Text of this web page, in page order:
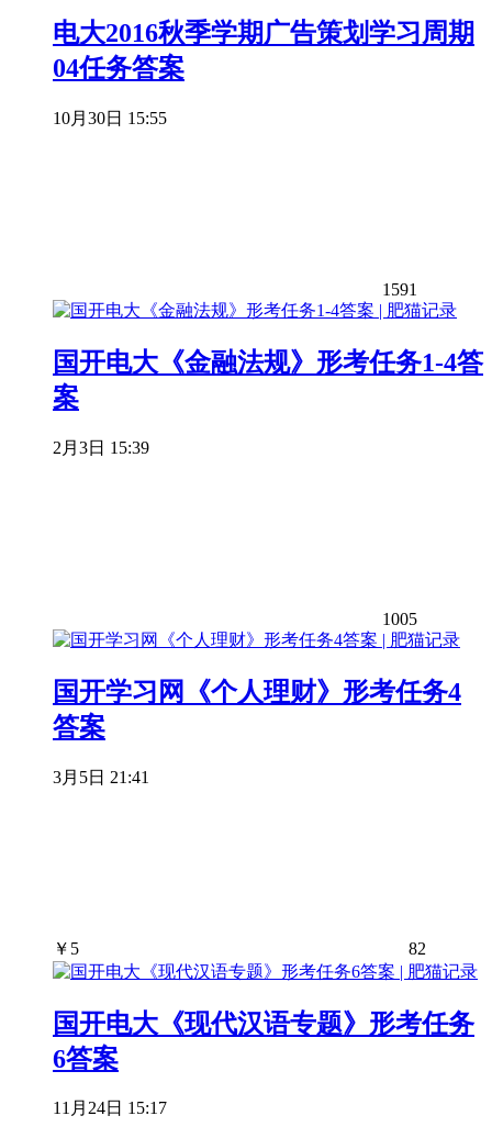
电大2016秋季学期广告策划学习周期
04任务答案
10月30日 15:55
1591
国开电大《金融法规》形考任务1-4答
案
2月3日 15:39
1005
国开学习网《个人理财》形考任务4
答案
3月5日 21:41
￥ 5 82
国开电大《现代汉语专题》形考任务
6答案
11月24日 15:17